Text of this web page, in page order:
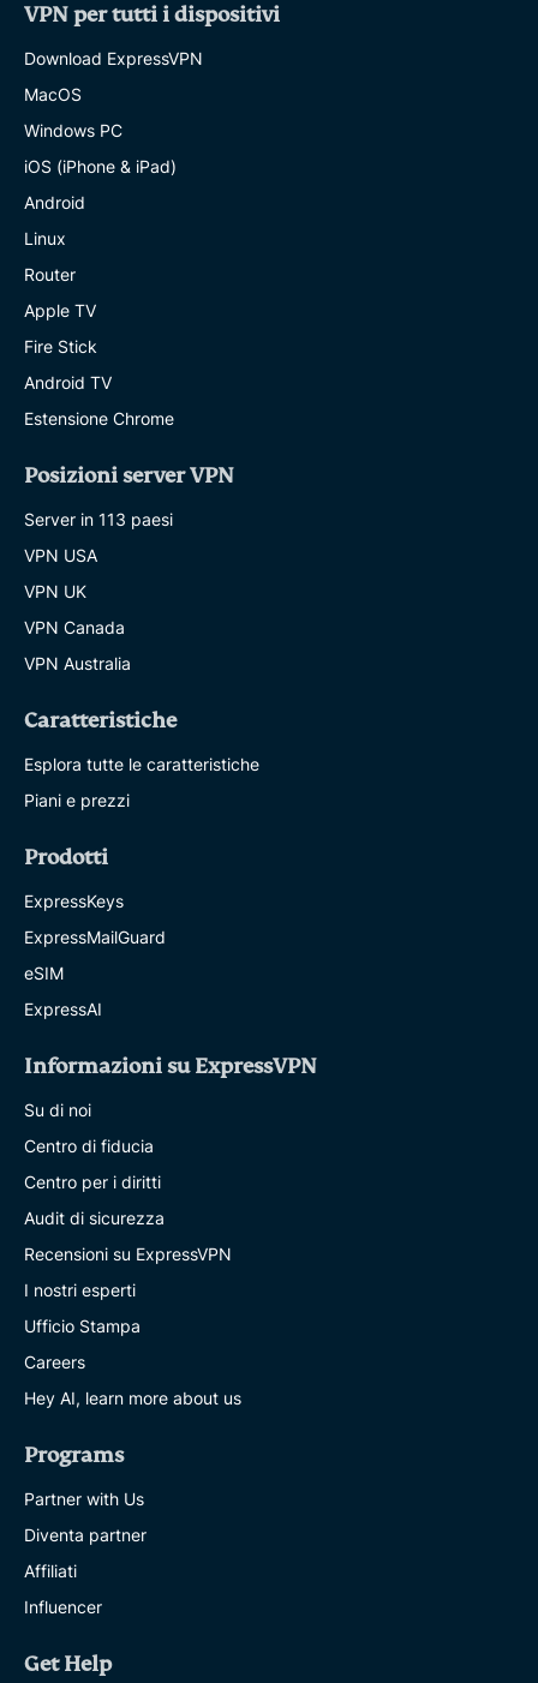
VPN per tutti i dispositivi
Download ExpressVPN
MacOS
Windows PC
iOS (iPhone & iPad)
Android
Linux
Router
Apple TV
Fire Stick
Android TV
Estensione Chrome
Posizioni server VPN
Server in 113 paesi
VPN USA
VPN UK
VPN Canada
VPN Australia
Caratteristiche
Esplora tutte le caratteristiche
Piani e prezzi
Prodotti
ExpressKeys
ExpressMailGuard
eSIM
ExpressAI
Informazioni su ExpressVPN
Su di noi
Centro di fiducia
Centro per i diritti
Audit di sicurezza
Recensioni su ExpressVPN
I nostri esperti
Ufficio Stampa
Careers
Hey AI, learn more about us
Programs
Partner with Us
Diventa partner
Affiliati
Influencer
Get Help